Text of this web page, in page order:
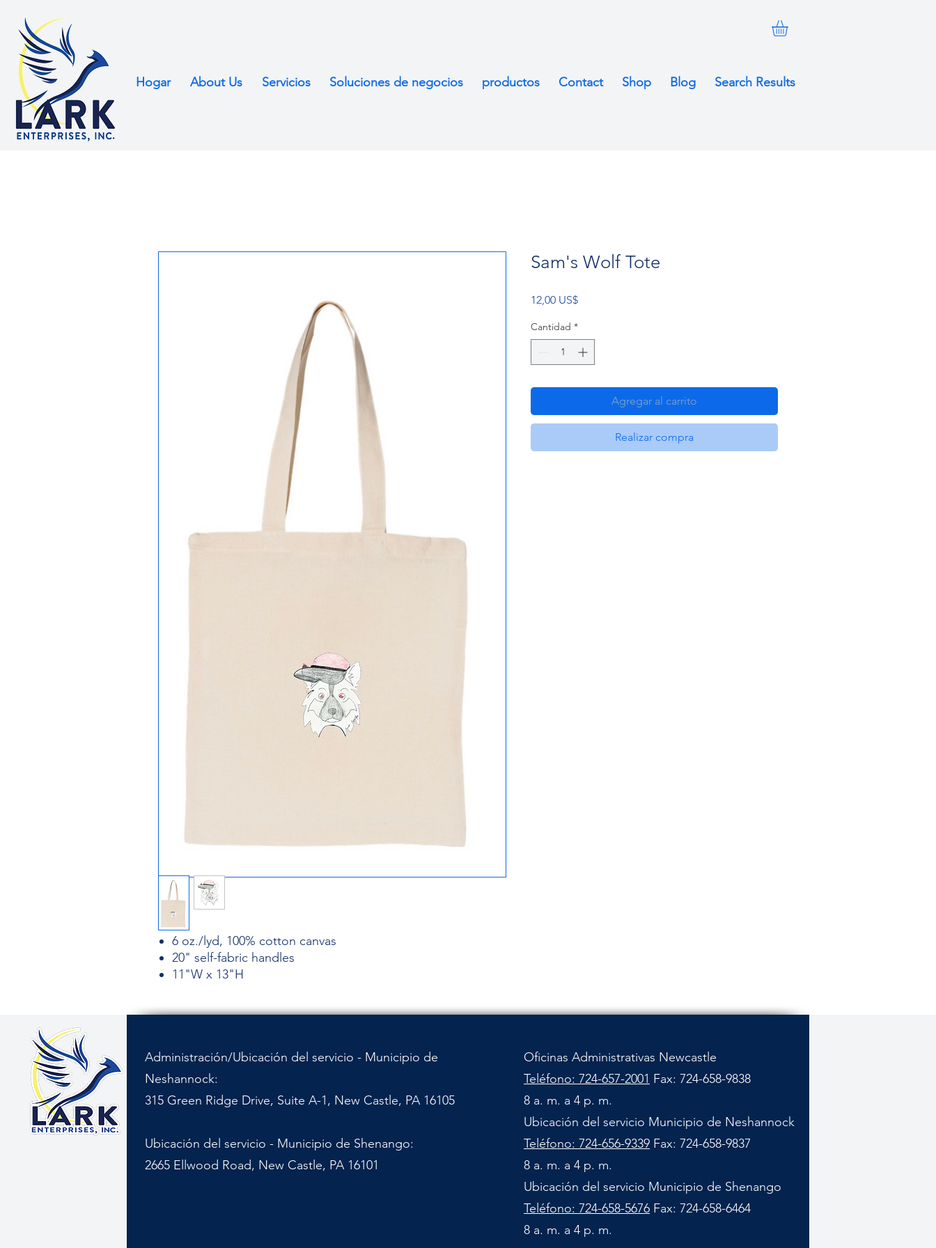
Hogar About Us Servicios Soluciones de negocios productos Contact Shop Blog Search Results
6 oz./lyd, 100% cotton canvas
20" self-fabric handles
11"W x 13"H
Sam's Wolf Tote
12,00 US$Precio
Cantidad *
Agregar al carrito
Realizar compra
Administración/Ubicación del servicio - Municipio de
Neshannock:
315 Green Ridge Drive, Suite A-1, New Castle, PA 16105
Ubicación del servicio - Municipio de Shenango:
2665 Ellwood Road, New Castle, PA 16101
Oficinas Administrativas Newcastle
Teléfono: 724-657-2001 Fax: 724-658-9838
8 a. m. a 4 p. m.
Ubicación del servicio Municipio de Neshannock
Teléfono: 724-656-9339 Fax: 724-658-9837
8 a. m. a 4 p. m.
Ubicación del servicio Municipio de Shenango
Teléfono: 724-658-5676 Fax: 724-658-6464
8 a. m. a 4 p. m.